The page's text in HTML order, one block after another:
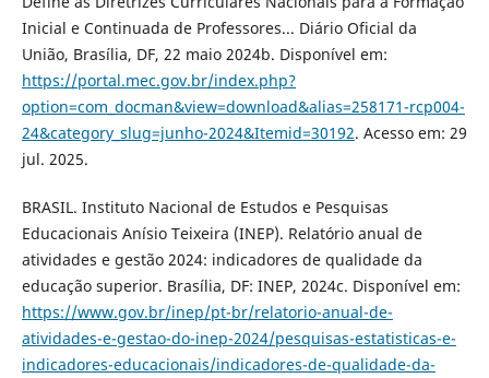
Inicial e Continuada de Professores... Diário Oficial da
União, Brasília, DF, 22 maio 2024b. Disponível em:
https://portal.mec.gov.br/index.php?
option=com_docman&view=download&alias=258171-rcp004-
24&category_slug=junho-2024&Itemid=30192. Acesso em: 29
jul. 2025.
BRASIL. Instituto Nacional de Estudos e Pesquisas
Educacionais Anísio Teixeira (INEP). Relatório anual de
atividades e gestão 2024: indicadores de qualidade da
educação superior. Brasília, DF: INEP, 2024c. Disponível em:
https://www.gov.br/inep/pt-br/relatorio-anual-de-
atividades-e-gestao-do-inep-2024/pesquisas-estatisticas-e-
indicadores-educacionais/indicadores-de-qualidade-da-